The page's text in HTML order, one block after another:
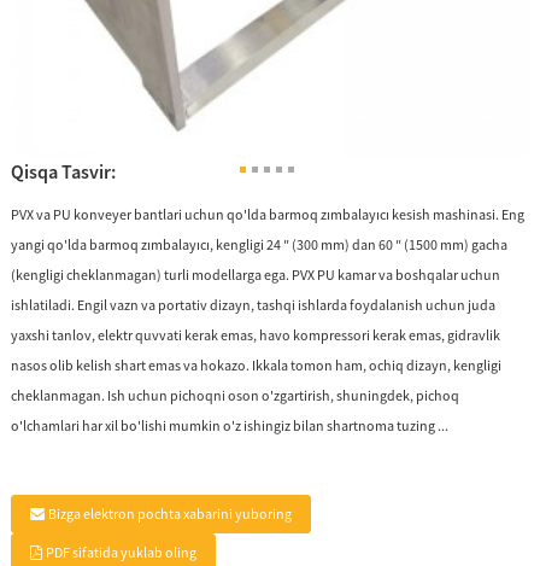
Qisqa Tasvir:
PVX va PU konveyer bantlari uchun qo'lda barmoq zımbalayıcı kesish mashinasi. Eng
yangi qo'lda barmoq zımbalayıcı, kengligi 24 ″ (300 mm) dan 60 ″ (1500 mm) gacha
(kengligi cheklanmagan) turli modellarga ega. PVX PU kamar va boshqalar uchun
ishlatiladi. Engil vazn va portativ dizayn, tashqi ishlarda foydalanish uchun juda
yaxshi tanlov, elektr quvvati kerak emas, havo kompressori kerak emas, gidravlik
nasos olib kelish shart emas va hokazo. Ikkala tomon ham, ochiq dizayn, kengligi
cheklanmagan. Ish uchun pichoqni oson o'zgartirish, shuningdek, pichoq
o'lchamlari har xil bo'lishi mumkin o'z ishingiz bilan shartnoma tuzing ...
Bizga elektron pochta xabarini yuboring
PDF sifatida yuklab oling